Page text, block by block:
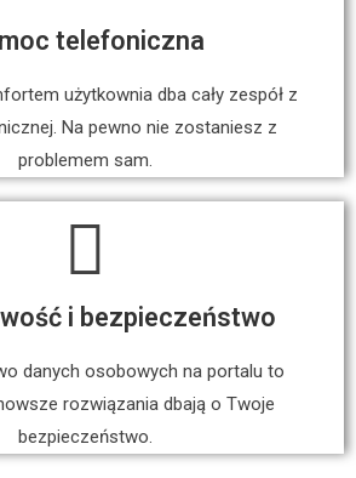
telefoniczna
użytkownia dba cały zespół z
Na pewno nie zostaniesz z
problemem sam.
i bezpieczeństwo
danych osobowych na portalu to
rozwiązania dbają o Twoje
bezpieczeństwo.